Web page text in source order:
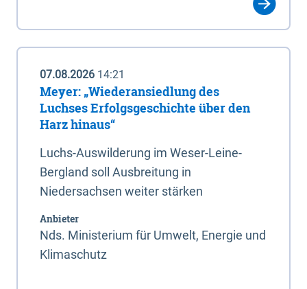
07.08.2026 14:21
Meyer: „Wiederansiedlung des
Luchses Erfolgsgeschichte über den
Harz hinaus“
Luchs-Auswilderung im Weser-Leine-
Bergland soll Ausbreitung in
Niedersachsen weiter stärken
Anbieter
Nds. Ministerium für Umwelt, Energie und
Klimaschutz